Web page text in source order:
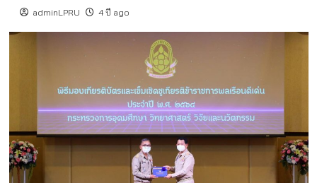
adminLPRU 4 ปี ago